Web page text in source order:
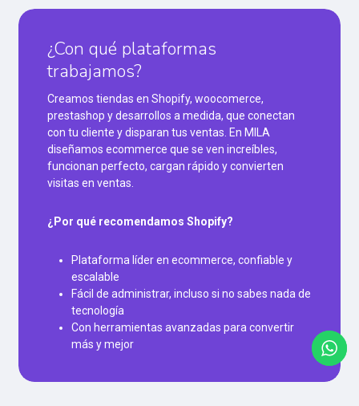
¿Con qué plataformas
trabajamos?
Creamos tiendas en Shopify, woocomerce,
prestashop y desarrollos a medida, que conectan
con tu cliente y disparan tus ventas. En MILA
diseñamos ecommerce que se ven increíbles,
funcionan perfecto, cargan rápido y convierten
visitas en ventas.
¿Por qué recomendamos Shopify?
Plataforma líder en ecommerce, confiable y
escalable
Fácil de administrar, incluso si no sabes nada de
tecnología
Con herramientas avanzadas para convertir
más y mejor